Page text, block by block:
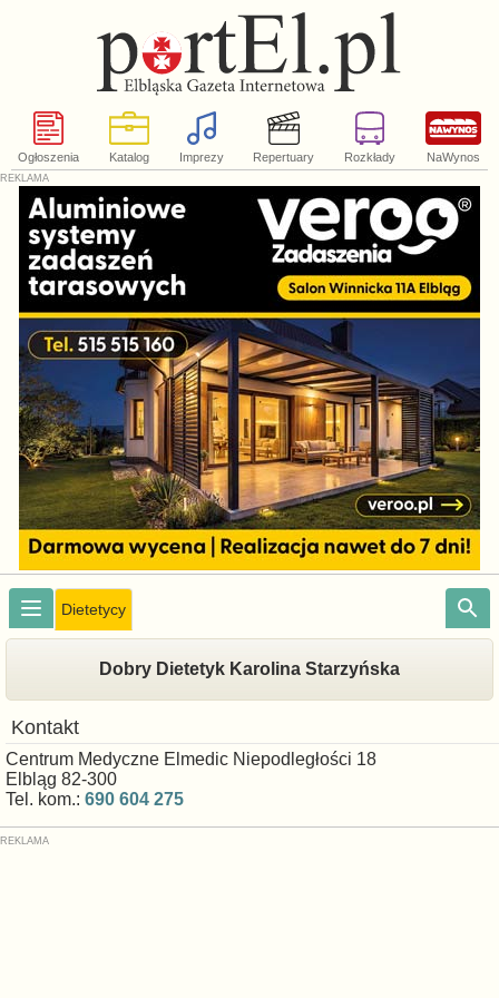
Ogłoszenia Katalog Imprezy Repertuary Rozkłady NaWynos
Dietetycy
Dobry Dietetyk Karolina Starzyńska
Kontakt
Centrum Medyczne Elmedic Niepodległości 18
Elbląg 82-300
Tel. kom.: 690 604 275